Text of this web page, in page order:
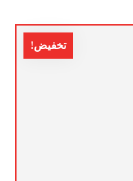
تخفيض!